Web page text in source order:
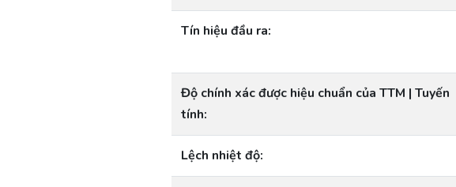
Tín hiệu đầu ra:
Độ chính xác được hiệu chuẩn của TTM | Tuyến
tính:
Lệch nhiệt độ: